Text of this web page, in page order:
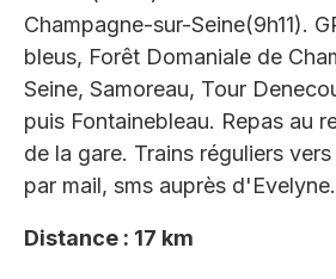
Champagne-sur-Seine(9h11).
bleus, Forêt Domaniale de
Seine, Samoreau, Tour
puis Fontainebleau. Repas au
de la gare. Trains réguliers
par mail, sms auprès d'Evelyne.
Distance : 17 km